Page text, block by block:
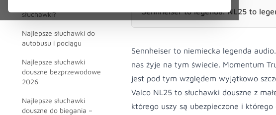
słuchawki?
Najlepsze słuchawki do
autobusu i pociągu
Najlepsze słuchawki
douszne bezprzewodowe
2026
Najlepsze słuchawki
douszne do biegania –
Sennheiser to legenda. NL25 to
Sennheiser to niemiecka legenda
nas żyje na tym świecie. Momentum
jest pod tym względem wyjątkowo
Valco NL25 to słuchawki douszne z
którego uszy są ubezpieczone i